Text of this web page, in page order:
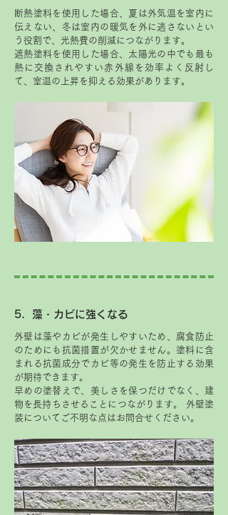
断熱塗料を使用した場合、夏は外気温を室内に
伝えない、冬は室内の暖気を外に逃さないとい
う役割で、光熱費の削減につながります。
遮熱塗料を使用した場合、太陽光の中でも最も
熱に交換されやすい赤外線を効率よく反射し
て、室温の上昇を抑える効果があります。
5．藻・カビに強くなる
外壁は藻やカビが発生しやすいため、腐食防止
のためにも抗菌措置が欠かせません。塗料に含
まれる抗菌成分でカビ等の発生を防止する効果
が期待できます。
早めの塗替えで、美しさを保つだけでなく、建
物を長持ちさせることにつながります。 外壁塗
装についてご不明な点はお問合せください。